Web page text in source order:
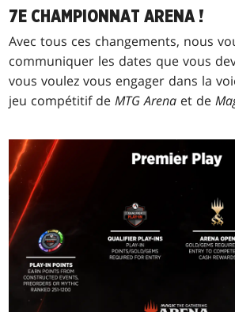
7E CHAMPIONNAT ARENA !
Avec tous ces changements, nous
communiquer les dates que vous
vous voulez vous engager dans la
jeu compétitif deMTG Arena et de